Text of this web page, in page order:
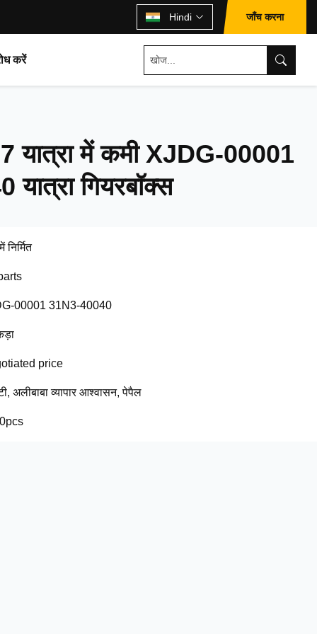
Hindi जाँच करना
करें
यात्रा में कमी XJDG-00001
गियरबॉक्स
निर्मित
00001 31N3-40040
price
अलीबाबा व्यापार आश्वासन, पेपैल